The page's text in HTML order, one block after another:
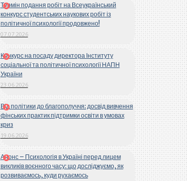
Термін подання робіт на Всеукраїнський
конкурс студентських наукових робіт із
політичної психології продовжено!
07.07.2026
Конкурс на посаду директора Інституту
соціальної та політичної психології НАПН
України
23.06.2026
Від політики до благополуччя: досвід вивчення
фінських практик підтримки освіти в умовах
криз
19.06.2026
Анонс – Психологія в Україні перед лицем
викликів воєнного часу: що досліджуємо, як
розвиваємось, куди рухаємось